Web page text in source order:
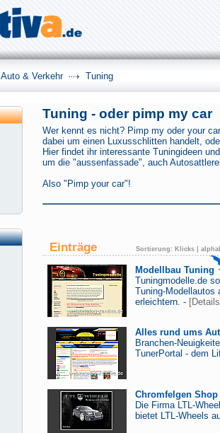
Tuning - oder pimp my car
Wer kennt es nicht? Pimp my oder your
dabei um einen Luxusschlitten handelt,
Hier findet ihr interessante Tuningideen
um die "aussenfassade", auch
Also "Pimp your car"!
Einträge Sortierung: Klicks
Modellbau Tuning
Tuningmodelle.de
Tuning-Modellautos
erleichtern. -
Alles rund ums
Branchen-
TunerPortal - dem
Chromfelgen
Die Firma LTL-
bietet LTL-Wheels
Auto & Verkehr Tuning